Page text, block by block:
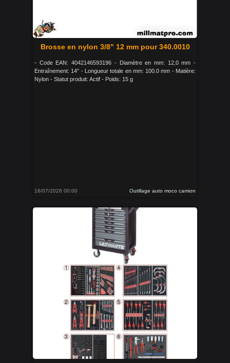
Brosse en nylon 3/8" 12 mm pour 340.0010
- Code EAN: 4042146593196 - Diamètre en mm: 12,0 mm -
Entraînement: 14" - Longueur totale en mm: 100.0 mm - Matière:
Nylon - Statut produit: Actif - Poids: 15 g
16/07/2026 00:00 Outillage auto moco camion